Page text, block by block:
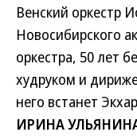
Венский оркестр
Новосибирского
оркестра, 50 лет
худруком и
него встанет
ИРИНА